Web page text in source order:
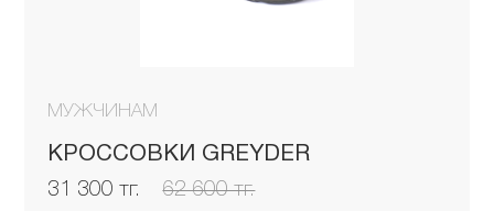
МУЖЧИНАМ
КРОССОВКИ GREYDER
31 300 тг. 62 600 тг.